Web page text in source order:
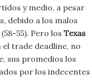
y medio, a pesar
debido a los malos
55). Pero los Texas
trade deadline, no
sus promedios los
por los indecentes